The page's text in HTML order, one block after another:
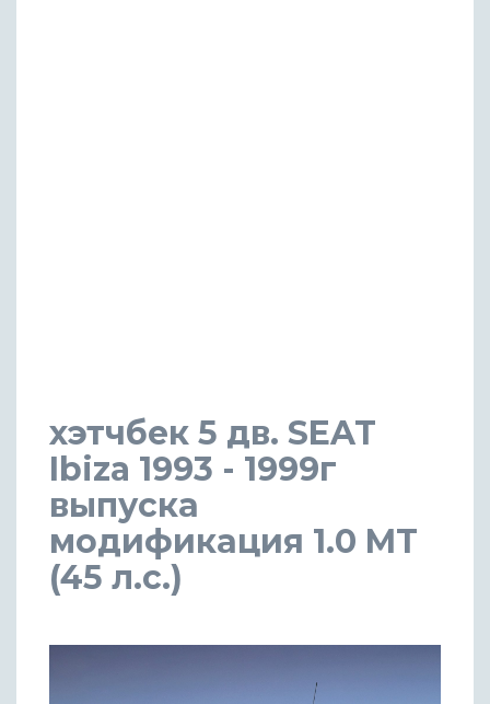
хэтчбек 5 дв. SEAT
Ibiza 1993 - 1999г
выпуска
модификация 1.0 MT
(45 л.с.)